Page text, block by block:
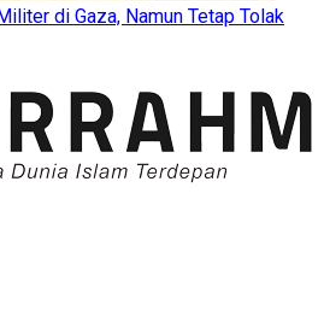
di Gaza, Namun Tetap Tolak